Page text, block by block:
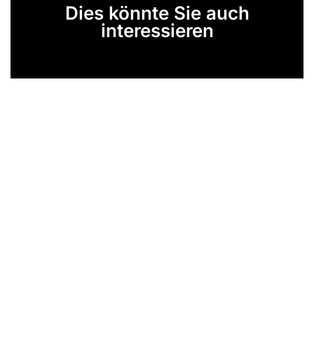
Dies könnte Sie auch
interessieren